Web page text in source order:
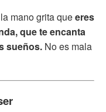
mano grita queeres
que te encanta
sueños. No es mala